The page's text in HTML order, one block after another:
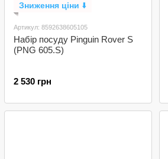
Зниження ціни ⬇️
Артикул: 8592638605105
Набір посуду Pinguin Rover S
(PNG 605.S)
2 530 грн